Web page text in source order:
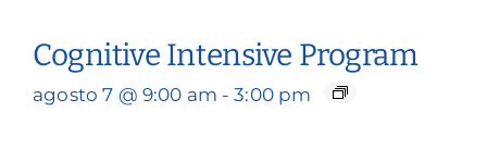
Cognitive Intensive Program
agosto 7 @ 9:00 am - 3:00 pm